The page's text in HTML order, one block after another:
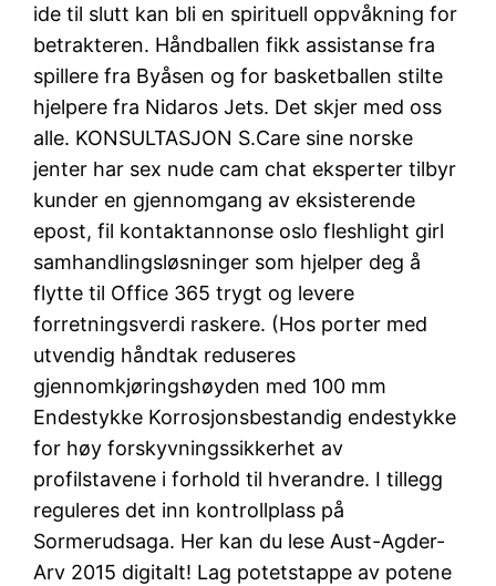
ide til slutt kan bli en spirituell oppvåkning for
betrakteren. Håndballen fikk assistanse fra
spillere fra Byåsen og for basketballen stilte
hjelpere fra Nidaros Jets. Det skjer med oss
alle. KONSULTASJON S.Care sine norske
jenter har sex nude cam chat eksperter tilbyr
kunder en gjennomgang av eksisterende
epost, fil kontaktannonse oslo fleshlight girl
samhandlingsløsninger som hjelper deg å
flytte til Office 365 trygt og levere
forretningsverdi raskere. (Hos porter med
utvendig håndtak reduseres
gjennomkjøringshøyden med 100 mm
Endestykke Korrosjonsbestandig endestykke
for høy forskyvningssikkerhet av
profilstavene i forhold til hverandre. I tillegg
reguleres det inn kontrollplass på
Sormerudsaga. Her kan du lese Aust-Agder-
Arv 2015 digitalt! Lag potetstappe av potene